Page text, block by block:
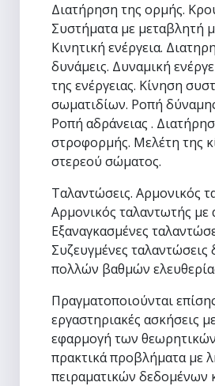
Διατήρηση της ορμής.
Συστήματα με μεταβλητή
Κινητική ενέργεια.
δυνάμεις. Δυναμική
της ενέργειας. Κίνηση
σωματιδίων. Ροπή
Ροπή αδράνειας .
στροφορμής. Μελέτη της
στερεού σώματος.
Ταλαντώσεις. Αρμονικός
Αρμονικός ταλαντωτής με
Εξαναγκασμένες
Συζευγμένες ταλαντώσεις
πολλών βαθμών
Πραγματοποιούνται
εργαστηριακές ασκήσεις
εφαρμογή των
πρακτικά προβλήματα με
πειραματικών δεδομένων